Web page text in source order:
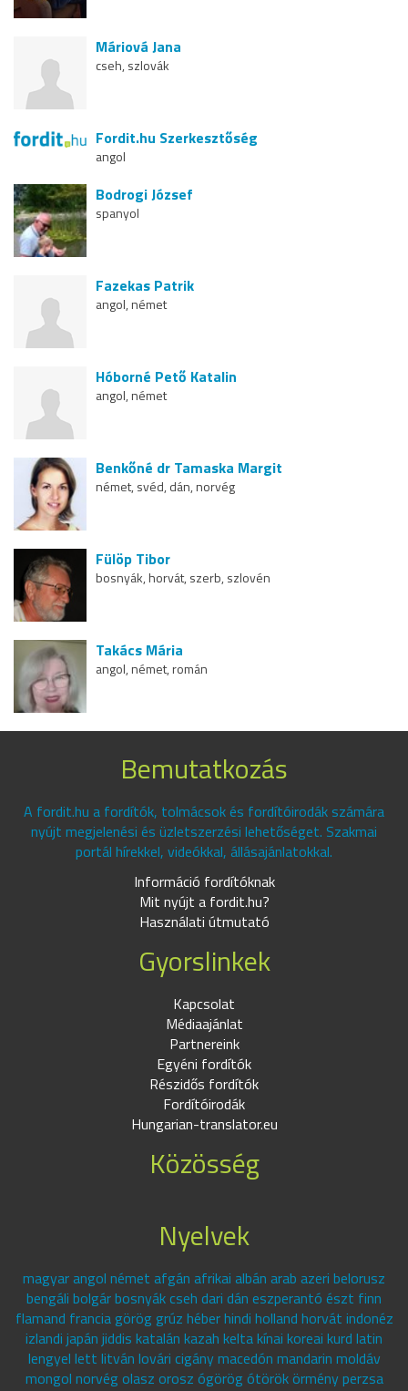
Máriová Jana
cseh, szlovák
Fordit.hu Szerkesztőség
angol
Bodrogi József
spanyol
Fazekas Patrik
angol, német
Hóborné Pető Katalin
angol, német
Benkőné dr Tamaska Margit
német, svéd, dán, norvég
Fülöp Tibor
bosnyák, horvát, szerb, szlovén
Takács Mária
angol, német, román
Bemutatkozás
A fordit.hu a fordítók, tolmácsok és fordítóirodák számára
nyújt megjelenési és üzletszerzési lehetőséget. Szakmai
portál hírekkel, videókkal, állásajánlatokkal.
Információ fordítóknak
Mit nyújt a fordit.hu?
Használati útmutató
Gyorslinkek
Kapcsolat
Médiaajánlat
Partnereink
Egyéni fordítók
Részidős fordítók
Fordítóirodák
Hungarian-translator.eu
Közösség
Nyelvek
magyar angol német afgán afrikai albán arab azeri belorusz
bengáli bolgár bosnyák cseh dari dán eszperantó észt finn
flamand francia görög grúz héber hindi holland horvát indonéz
izlandi japán jiddis katalán kazah kelta kínai koreai kurd latin
lengyel lett litván lovári cigány macedón mandarin moldáv
mongol norvég olasz orosz ógörög ótörök örmény perzsa